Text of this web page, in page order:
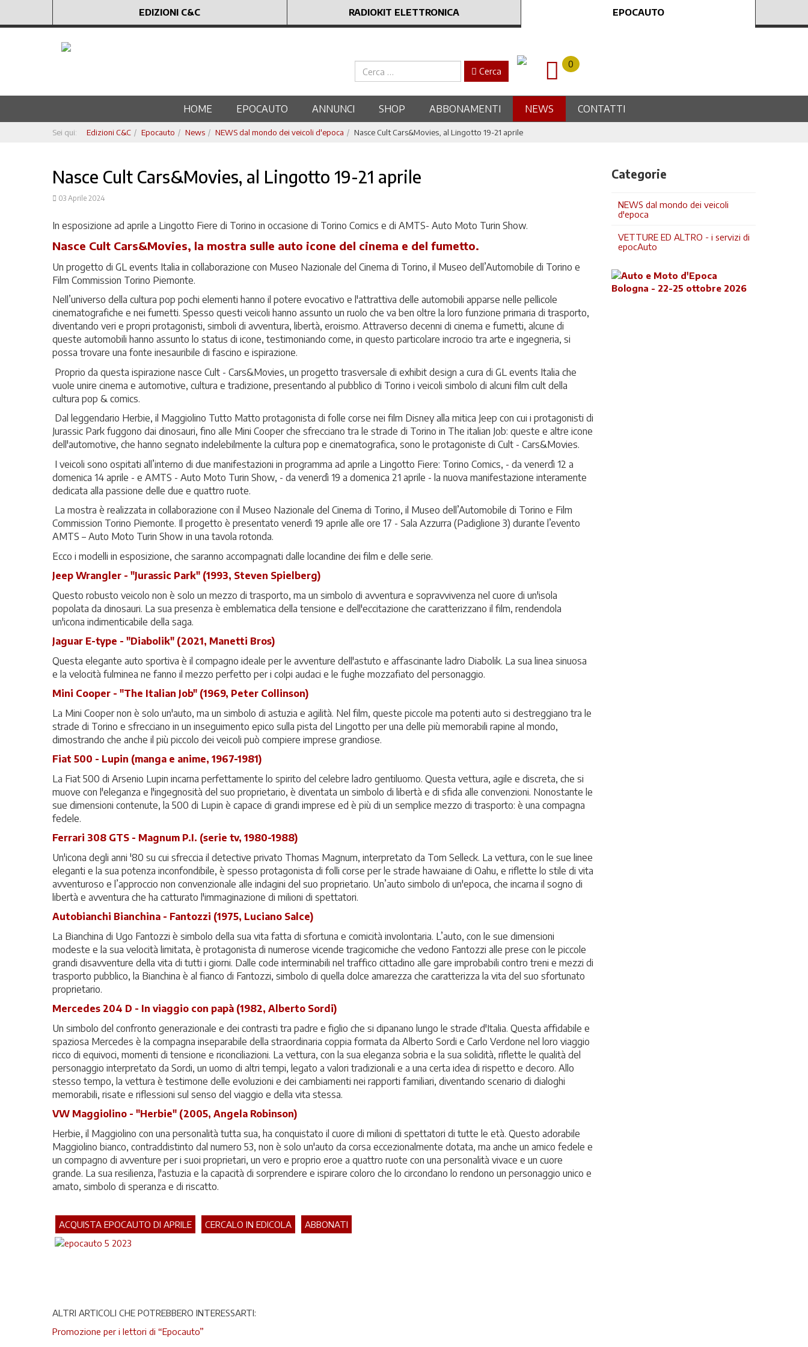
EDIZIONI C&C RADIOKIT ELETTRONICA EPOCAUTO
Cerca Cerca
0
HOME EPOCAUTO ANNUNCI SHOP ABBONAMENTI NEWS CONTATTI
Sei qui: Edizioni C&C Epocauto News NEWS dal mondo dei veicoli d'epoca Nasce Cult Cars&Movies, al Lingotto 19-21 aprile
Nasce Cult Cars&Movies, al Lingotto 19-21 aprile
03 Aprile 2024
In esposizione ad aprile a Lingotto Fiere di Torino in occasione di Torino Comics e di AMTS- Auto Moto Turin Show.
Nasce Cult Cars&Movies, la mostra sulle auto icone del cinema e del fumetto.
Un progetto di GL events Italia in collaborazione con Museo Nazionale del Cinema di Torino, il Museo dell’Automobile di Torino e
Film Commission Torino Piemonte.
Nell’universo della cultura pop pochi elementi hanno il potere evocativo e l'attrattiva delle automobili apparse nelle pellicole
cinematografiche e nei fumetti. Spesso questi veicoli hanno assunto un ruolo che va ben oltre la loro funzione primaria di trasporto,
diventando veri e propri protagonisti, simboli di avventura, libertà, eroismo. Attraverso decenni di cinema e fumetti, alcune di
queste automobili hanno assunto lo status di icone, testimoniando come, in questo particolare incrocio tra arte e ingegneria, si
possa trovare una fonte inesauribile di fascino e ispirazione.
Proprio da questa ispirazione nasce Cult - Cars&Movies, un progetto trasversale di exhibit design a cura di GL events Italia che
vuole unire cinema e automotive, cultura e tradizione, presentando al pubblico di Torino i veicoli simbolo di alcuni film cult della
cultura pop & comics.
Dal leggendario Herbie, il Maggiolino Tutto Matto protagonista di folle corse nei film Disney alla mitica Jeep con cui i protagonisti di
Jurassic Park fuggono dai dinosauri, fino alle Mini Cooper che sfrecciano tra le strade di Torino in The italian Job: queste e altre icone
dell'automotive, che hanno segnato indelebilmente la cultura pop e cinematografica, sono le protagoniste di Cult - Cars&Movies.
I veicoli sono ospitati all’interno di due manifestazioni in programma ad aprile a Lingotto Fiere: Torino Comics, - da venerdì 12 a
domenica 14 aprile - e AMTS - Auto Moto Turin Show, - da venerdì 19 a domenica 21 aprile - la nuova manifestazione interamente
dedicata alla passione delle due e quattro ruote.
La mostra è realizzata in collaborazione con il Museo Nazionale del Cinema di Torino, il Museo dell’Automobile di Torino e Film
Commission Torino Piemonte. Il progetto è presentato venerdì 19 aprile alle ore 17 - Sala Azzurra (Padiglione 3) durante l’evento
AMTS – Auto Moto Turin Show in una tavola rotonda.
Ecco i modelli in esposizione, che saranno accompagnati dalle locandine dei film e delle serie.
Jeep Wrangler - "Jurassic Park" (1993, Steven Spielberg)
Questo robusto veicolo non è solo un mezzo di trasporto, ma un simbolo di avventura e sopravvivenza nel cuore di un'isola
popolata da dinosauri. La sua presenza è emblematica della tensione e dell'eccitazione che caratterizzano il film, rendendola
un'icona indimenticabile della saga.
Jaguar E-type - "Diabolik" (2021, Manetti Bros)
Questa elegante auto sportiva è il compagno ideale per le avventure dell'astuto e affascinante ladro Diabolik. La sua linea sinuosa
e la velocità fulminea ne fanno il mezzo perfetto per i colpi audaci e le fughe mozzafiato del personaggio.
Mini Cooper - "The Italian Job" (1969, Peter Collinson)
La Mini Cooper non è solo un'auto, ma un simbolo di astuzia e agilità. Nel film, queste piccole ma potenti auto si destreggiano tra le
strade di Torino e sfrecciano in un inseguimento epico sulla pista del Lingotto per una delle più memorabili rapine al mondo,
dimostrando che anche il più piccolo dei veicoli può compiere imprese grandiose.
Fiat 500 - Lupin (manga e anime, 1967-1981)
La Fiat 500 di Arsenio Lupin incarna perfettamente lo spirito del celebre ladro gentiluomo. Questa vettura, agile e discreta, che si
muove con l'eleganza e l'ingegnosità del suo proprietario, è diventata un simbolo di libertà e di sfida alle convenzioni. Nonostante le
sue dimensioni contenute, la 500 di Lupin è capace di grandi imprese ed è più di un semplice mezzo di trasporto: è una compagna
fedele.
Ferrari 308 GTS - Magnum P.I. (serie tv, 1980-1988)
Un'icona degli anni '80 su cui sfreccia il detective privato Thomas Magnum, interpretato da Tom Selleck. La vettura, con le sue linee
eleganti e la sua potenza inconfondibile, è spesso protagonista di folli corse per le strade hawaiane di Oahu, e riflette lo stile di vita
avventuroso e l’approccio non convenzionale alle indagini del suo proprietario. Un’auto simbolo di un'epoca, che incarna il sogno di
libertà e avventura che ha catturato l'immaginazione di milioni di spettatori.
Autobianchi Bianchina - Fantozzi (1975, Luciano Salce)
La Bianchina di Ugo Fantozzi è simbolo della sua vita fatta di sfortuna e comicità involontaria. L’auto, con le sue dimensioni
modeste e la sua velocità limitata, è protagonista di numerose vicende tragicomiche che vedono Fantozzi alle prese con le piccole
grandi disavventure della vita di tutti i giorni. Dalle code interminabili nel traffico cittadino alle gare improbabili contro treni e mezzi di
trasporto pubblico, la Bianchina è al fianco di Fantozzi, simbolo di quella dolce amarezza che caratterizza la vita del suo sfortunato
proprietario.
Mercedes 204 D - In viaggio con papà (1982, Alberto Sordi)
Un simbolo del confronto generazionale e dei contrasti tra padre e figlio che si dipanano lungo le strade d'Italia. Questa affidabile e
spaziosa Mercedes è la compagna inseparabile della straordinaria coppia formata da Alberto Sordi e Carlo Verdone nel loro viaggio
ricco di equivoci, momenti di tensione e riconciliazioni. La vettura, con la sua eleganza sobria e la sua solidità, riflette le qualità del
personaggio interpretato da Sordi, un uomo di altri tempi, legato a valori tradizionali e a una certa idea di rispetto e decoro. Allo
stesso tempo, la vettura è testimone delle evoluzioni e dei cambiamenti nei rapporti familiari, diventando scenario di dialoghi
memorabili, risate e riflessioni sul senso del viaggio e della vita stessa.
VW Maggiolino - "Herbie" (2005, Angela Robinson)
Herbie, il Maggiolino con una personalità tutta sua, ha conquistato il cuore di milioni di spettatori di tutte le età. Questo adorabile
Maggiolino bianco, contraddistinto dal numero 53, non è solo un'auto da corsa eccezionalmente dotata, ma anche un amico fedele e
un compagno di avventure per i suoi proprietari, un vero e proprio eroe a quattro ruote con una personalità vivace e un cuore
grande. La sua resilienza, l'astuzia e la capacità di sorprendere e ispirare coloro che lo circondano lo rendono un personaggio unico e
amato, simbolo di speranza e di riscatto.
ACQUISTA EPOCAUTO DI APRILE CERCALO IN EDICOLA ABBONATI
ALTRI ARTICOLI CHE POTREBBERO INTERESSARTI:
Promozione per i lettori di “Epocauto”
Categorie
NEWS dal mondo dei veicoli
d'epoca
VETTURE ED ALTRO - i servizi di
epocAuto